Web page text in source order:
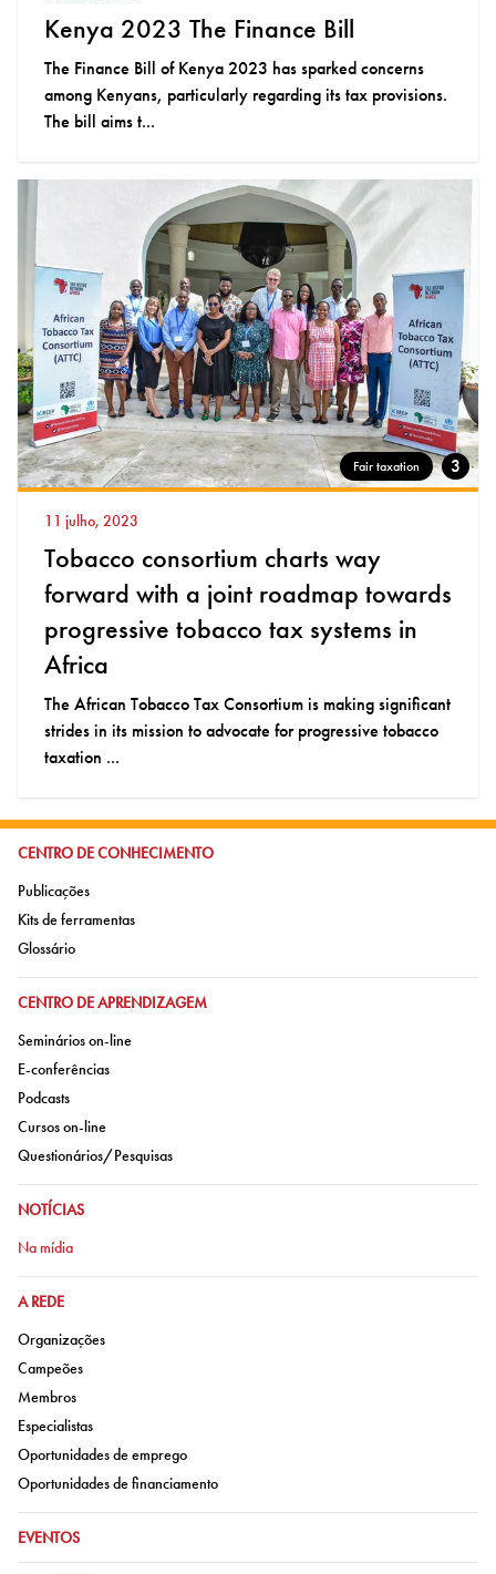
Kenya 2023 The Finance Bill
The Finance Bill of Kenya 2023 has sparked concerns
among Kenyans, particularly regarding its tax provisions.
The bill aims t...
Fair taxation 3
11 julho, 2023
Tobacco consortium charts way
forward with a joint roadmap towards
progressive tobacco tax systems in
Africa
The African Tobacco Tax Consortium is making significant
strides in its mission to advocate for progressive tobacco
taxation ...
IR PARA:
CENTRO DE CONHECIMENTO
Ir para:
Publicações
Ir para:
Kits de ferramentas
Ir para:
Glossário
IR PARA:
CENTRO DE APRENDIZAGEM
Ir para:
Seminários on-line
Ir para:
E-conferências
Ir para:
Podcasts
Ir para:
Cursos on-line
Ir para:
Questionários/Pesquisas
IR PARA:
NOTÍCIAS
Ir para:
Na mídia
IR PARA:
A REDE
Ir para:
Organizações
Ir para:
Campeões
Ir para:
Membros
Ir para:
Especialistas
Ir para:
Oportunidades de emprego
Ir para:
Oportunidades de financiamento
IR PARA:
EVENTOS